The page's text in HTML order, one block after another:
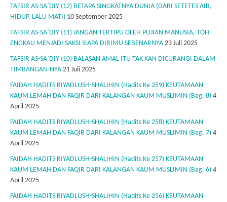
TAFSIR AS-SA`DIY (12) BETAPA SINGKATNYA DUNIA (DARI SETETES AIR,
HIDUP, LALU MATI) 10 September 2025
TAFSIR AS-SA`DIY (11) JANGAN TERTIPU OLEH PUJIAN MANUSIA, TOH
ENGKAU MENJADI SAKSI SIAPA DIRIMU SEBENARNYA 23 Juli 2025
TAFSIR AS-SA`DIY (10) BALASAN AMAL ITU TAK KAN DICURANGI DALAM
TIMBANGAN-NYA 21 Juli 2025
FAIDAH HADITS RIYADLUSH-SHALIHIN (Hadits Ke 259) KEUTAMAAN
KAUM LEMAH DAN FAQIR DARI KALANGAN KAUM MUSLIMIN (Bag. 8) 4
April 2025
FAIDAH HADITS RIYADLUSH-SHALIHIN (Hadits Ke 258) KEUTAMAAN
KAUM LEMAH DAN FAQIR DARI KALANGAN KAUM MUSLIMIN (Bag. 7) 4
April 2025
FAIDAH HADITS RIYADLUSH-SHALIHIN (Hadits Ke 257) KEUTAMAAN
KAUM LEMAH DAN FAQIR DARI KALANGAN KAUM MUSLIMIN (Bag. 6) 4
April 2025
FAIDAH HADITS RIYADLUSH-SHALIHIN (Hadits Ke 256) KEUTAMAAN